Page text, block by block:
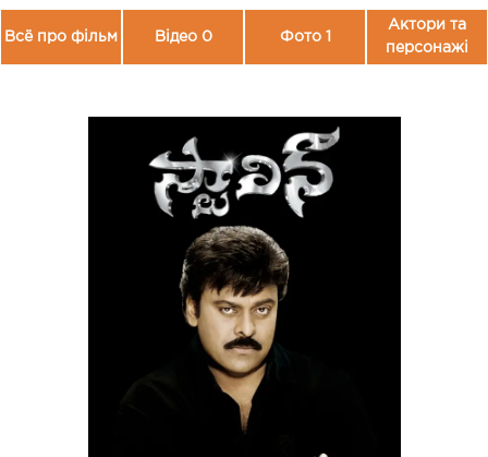
Всё про фільм Відео 0 Фото 1
Актори та
персонажі